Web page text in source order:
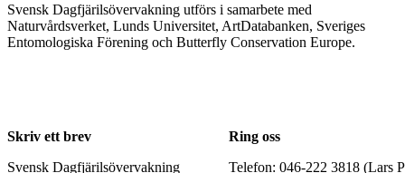
Svensk Dagfjärilsövervakning utförs i samarbete med
Naturvårdsverket, Lunds Universitet, ArtDatabanken, Sveriges
Entomologiska Förening och Butterfly Conservation Europe.
Skriv ett brev
Svensk Dagfjärilsövervakning
Ring oss
Telefon: 046-222 3818 (Lars